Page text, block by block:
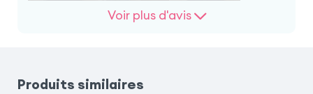
Voir plus d'avis
Produits similaires